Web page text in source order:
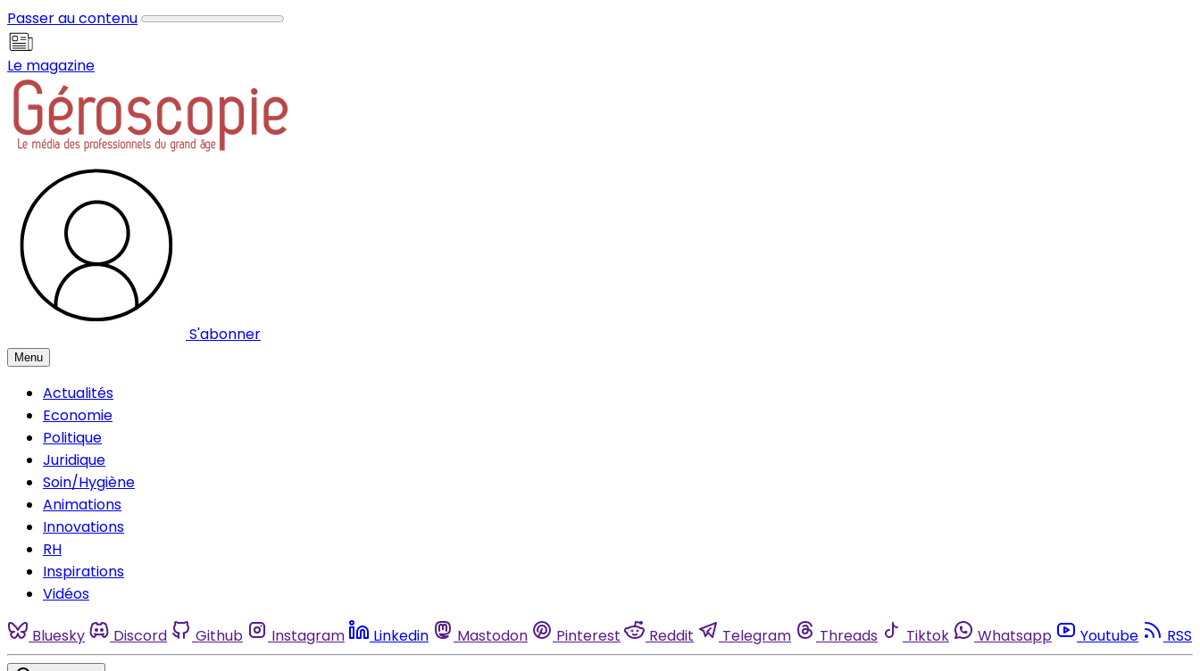
Passer au contenu
Le magazine
S'abonner
Menu
Actualités
Economie
Politique
Juridique
Soin/Hygiène
Animations
Innovations
RH
Inspirations
Vidéos
Bluesky Discord Github Instagram Linkedin Mastodon Pinterest Reddit Telegram Threads Tiktok Whatsapp Youtube RSS
Panneau de gestion des cookies